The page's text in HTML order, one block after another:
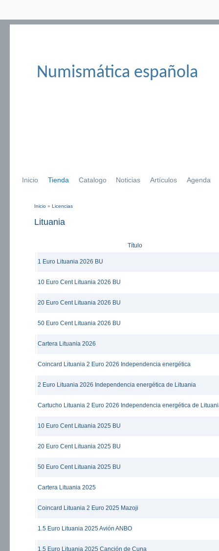
Numismática española
Inicio Tienda Catalogo Noticias Artículos Agenda
Inicio » Licencias
Lituania
Título
1 Euro Lituania 2026 BU
10 Euro Cent Lituania 2026 BU
20 Euro Cent Lituania 2026 BU
50 Euro Cent Lituania 2026 BU
Cartera Lituania 2026
Coincard Lituania 2 Euro 2026 Independencia energética
2 Euro Lituania 2026 Independencia energética de Lituania
Cartucho Lituania 2 Euro 2026 Independencia energética de
10 Euro Cent Lituania 2025 BU
20 Euro Cent Lituania 2025 BU
50 Euro Cent Lituania 2025 BU
Cartera Lituania 2025
Coincard Lituania 2 Euro 2025 Mazoji
1.5 Euro Lituania 2025 Avión ANBO
1.5 Euro Lituania 2025 Canción de Cuna